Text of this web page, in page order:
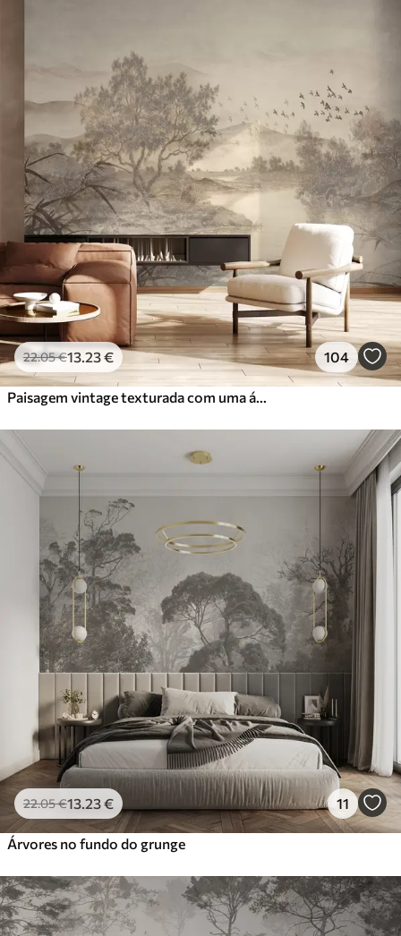
22.05€13.23€ 104
Paisagem vintage texturada com uma árvore perto de um rio e um céu nublado, arte da natureza em tons sépia
22.05€13.23€ 11
Árvores no fundo do grunge